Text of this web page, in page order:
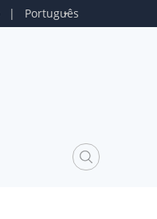
Português
|